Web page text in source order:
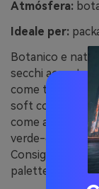
Atmósfera:
Ideale per:
Botanico e
secchi accanto
come tinta
soft come
come accento
verde-grigio
Consiglio
palette organica